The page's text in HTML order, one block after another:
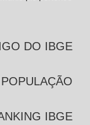
DO IBGE
POPULAÇÃO
IBGE